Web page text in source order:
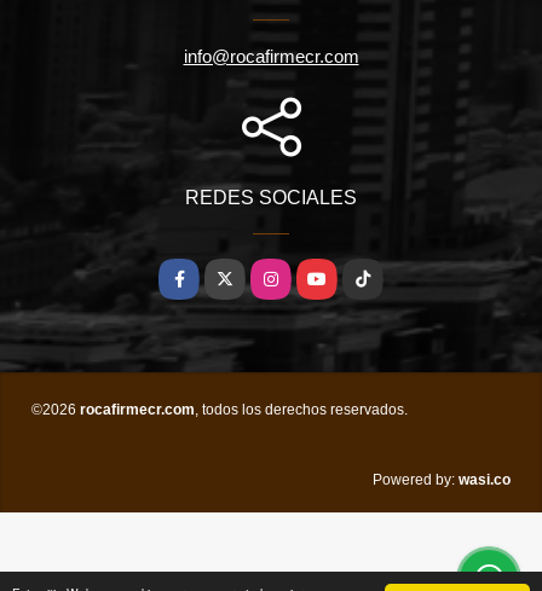
info@rocafirmecr.com
REDES SOCIALES
Facebook
X InstagramYouTubeTikTok
©2026 rocafirmecr.com, todos los derechos reservados.
Powered by: wasi.co